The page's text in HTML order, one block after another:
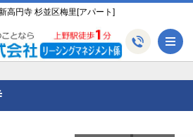
高円寺 杉並区梅里[アパート]